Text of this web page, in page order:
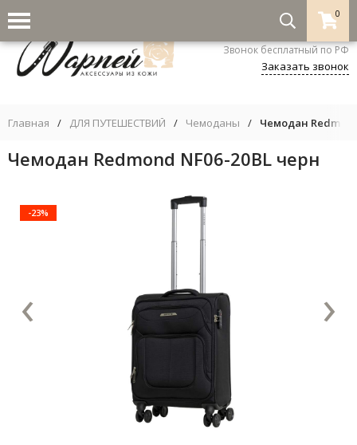
0
8-800-333-5530
Звонок бесплатный по РФ
Заказать звонок
Главная / ДЛЯ ПУТЕШЕСТВИЙ / Чемоданы / Чемодан
Чемодан Redmond NF06-20BL черн
-23%
‹ ›